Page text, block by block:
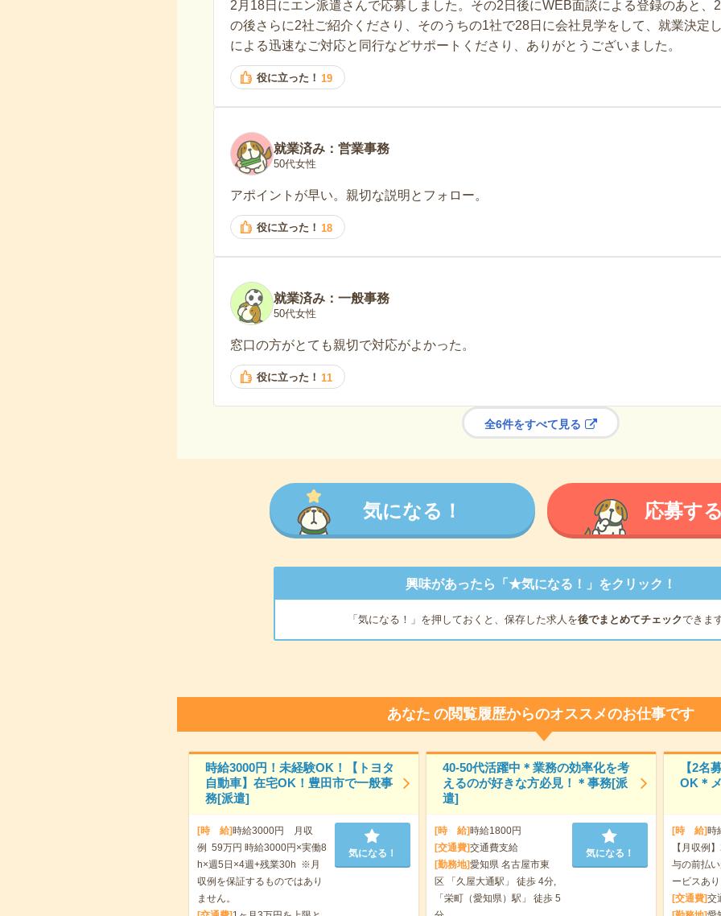
2月18日にエン派遣さんで応募しました。その2日後にWEB面談による登録のあと、
の後さらに2社ご紹介くださり、そのうちの1社で28日に会社見学をして、就業決定
による迅速なご対応と同行などサポートくださり、ありがとうございました。
役に立った！ 19
就業済み：営業事務
50代女性
アポイントが早い。親切な説明とフォロー。
役に立った！ 18
就業済み：一般事務
50代女性
窓口の方がとても親切で対応がよかった。
役に立った！ 11
全6件をすべて見る
気になる！ 応募す
興味があったら「★気になる！」をクリック！
「気になる！」を押しておくと、保存した求人を後でまとめてチェックできま
あなた の閲覧履歴からのオススメのお仕事です
時給3000円！未経験OK！【トヨタ
自動車】在宅OK！豊田市で一般事
務[派遣]
[時 給]時給3000円 月収
例 59万円 時給3000円×実働8
h×週5日×4週+残業30h ※月
収例を保証するものではあり
ません。
気になる！
40-50代活躍中＊業務の効率化を考
えるのが好きな方必見！＊事務[派
遣]
[時 給]時給1800円
[交通費]交通費支給
[勤務地]愛知県 名古屋市東
区 「久屋大通駅」 徒歩 4分,
「栄町（愛知県）駅」 徒歩 5
気になる！
【2名
OK＊
[時 給]時
【月収例
与の前払
ービスあり
[交通費]交